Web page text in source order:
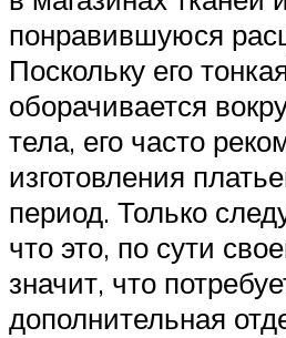
понравившуюся
Поскольку его
оборачивается
тела, его часто
изготовления
период. Только
что это, по сути
значит, что
дополнительная